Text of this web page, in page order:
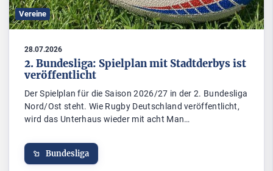
Vereine
28.07.2026
2. Bundesliga: Spielplan mit Stadtderbys ist
veröffentlicht
Der Spielplan für die Saison 2026/27 in der 2. Bundesliga
Nord/Ost steht. Wie Rugby Deutschland veröffentlicht,
wird das Unterhaus wieder mit acht Man…
Bundesliga